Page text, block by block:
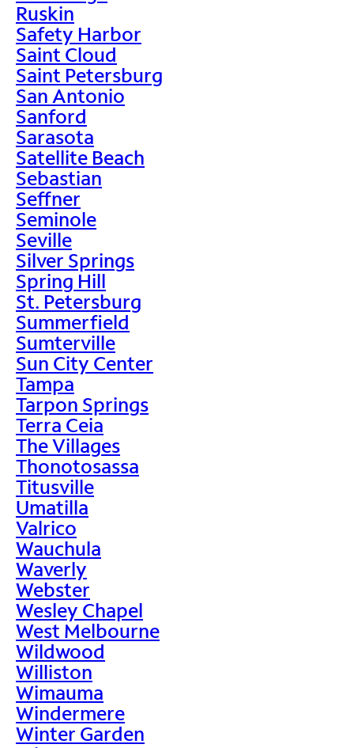
Ruskin
Safety Harbor
Saint Cloud
Saint Petersburg
San Antonio
Sanford
Sarasota
Satellite Beach
Sebastian
Seffner
Seminole
Seville
Silver Springs
Spring Hill
St. Petersburg
Summerfield
Sumterville
Sun City Center
Tampa
Tarpon Springs
Terra Ceia
The Villages
Thonotosassa
Titusville
Umatilla
Valrico
Wauchula
Waverly
Webster
Wesley Chapel
West Melbourne
Wildwood
Williston
Wimauma
Windermere
Winter Garden